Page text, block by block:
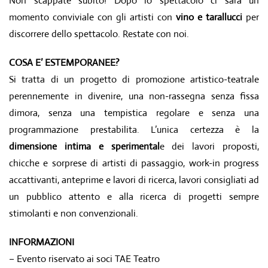
momento conviviale con gli artisti con vino e tarallucci per
discorrere dello spettacolo. Restate con noi.
COSA E’ ESTEMPORANEE?
Si tratta di un progetto di promozione artistico-teatrale
perennemente in divenire, una non-rassegna senza fissa
dimora, senza una tempistica regolare e senza una
programmazione prestabilita. L’unica certezza è la
dimensione intima e sperimentale dei lavori proposti,
chicche e sorprese di artisti di passaggio, work-in progress
accattivanti, anteprime e lavori di ricerca, lavori consigliati ad
un pubblico attento e alla ricerca di progetti sempre
stimolanti e non convenzionali.
INFORMAZIONI
– Evento riservato ai soci TAE Teatro